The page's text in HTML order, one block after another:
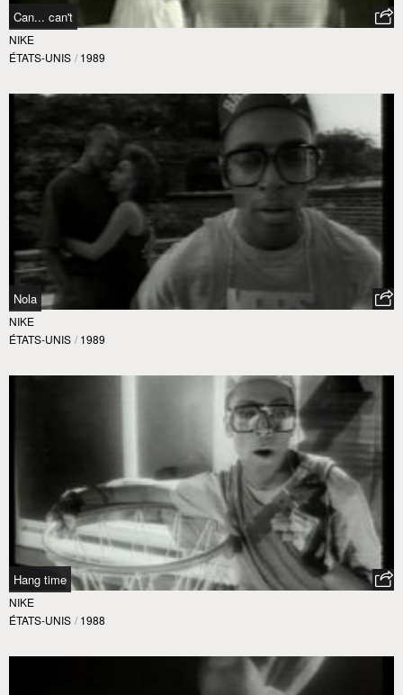
Can... can't
NIKE
ÉTATS-UNIS / 1989
Nola
NIKE
ÉTATS-UNIS / 1989
Hang time
NIKE
ÉTATS-UNIS / 1988